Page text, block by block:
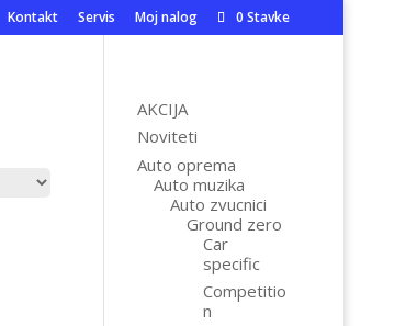
Kontakt Servis Moj nalog 0 Stavke
AKCIJA
Noviteti
Auto oprema
Auto muzika
Auto zvucnici
Ground zero
Car
specific
Competitio
n